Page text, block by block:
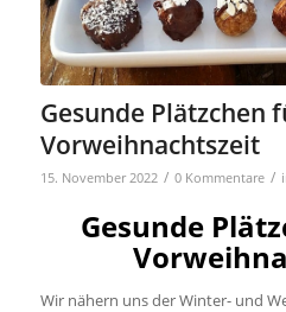
Gesunde Plätzchen
Vorweihnachtszeit
15. November 2022 / 0 Kommentare /
Gesunde
Wir nähern uns der Winter- und